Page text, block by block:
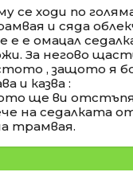
се ходи по
и сяда
е е омацал
За негово
, защото я
и казва :
ще ви отстъпя
на седалката
трамвая.